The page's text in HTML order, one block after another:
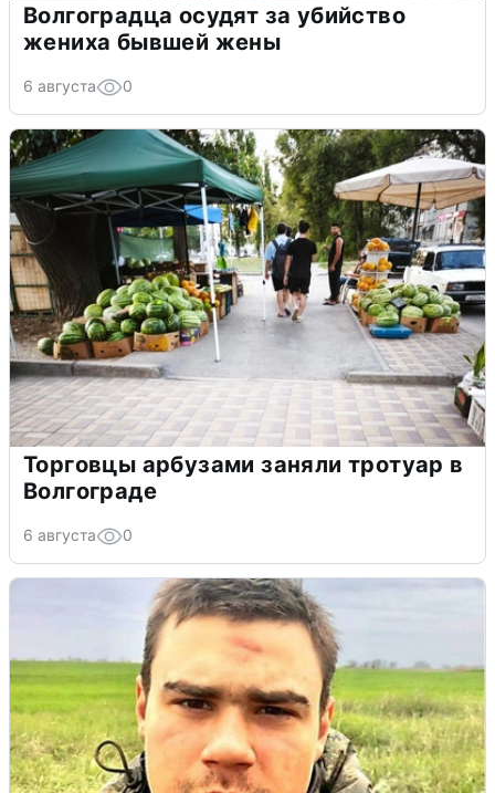
Волгоградца осудят за убийство
жениха бывшей жены
6 августа 0
Торговцы арбузами заняли тротуар в
Волгограде
6 августа 0